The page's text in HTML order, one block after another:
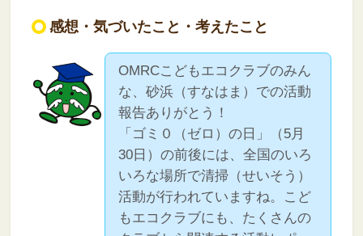
感想・気づいたこと・考えたこと
OMRCこどもエコクラブのみん
な、砂浜（すなはま）での活動
報告ありがとう！
「ゴミ０（ゼロ）の日」（5月
30日）の前後には、全国のいろ
いろな場所で清掃（せいそう）
活動が行われていますね。こど
もエコクラブにも、たくさんの